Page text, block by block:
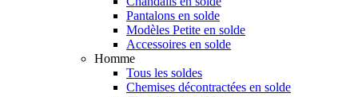
Pantalons en solde
Modèles Petite en solde
Accessoires en solde
Homme
Tous les soldes
Chemises décontractées en solde